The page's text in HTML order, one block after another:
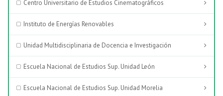
Centro Universitario de Estudios Cinematográficos
Instituto de Energías Renovables
Unidad Multidisciplinaria de Docencia e Investigación
Escuela Nacional de Estudios Sup. Unidad León
Escuela Nacional de Estudios Sup. Unidad Morelia